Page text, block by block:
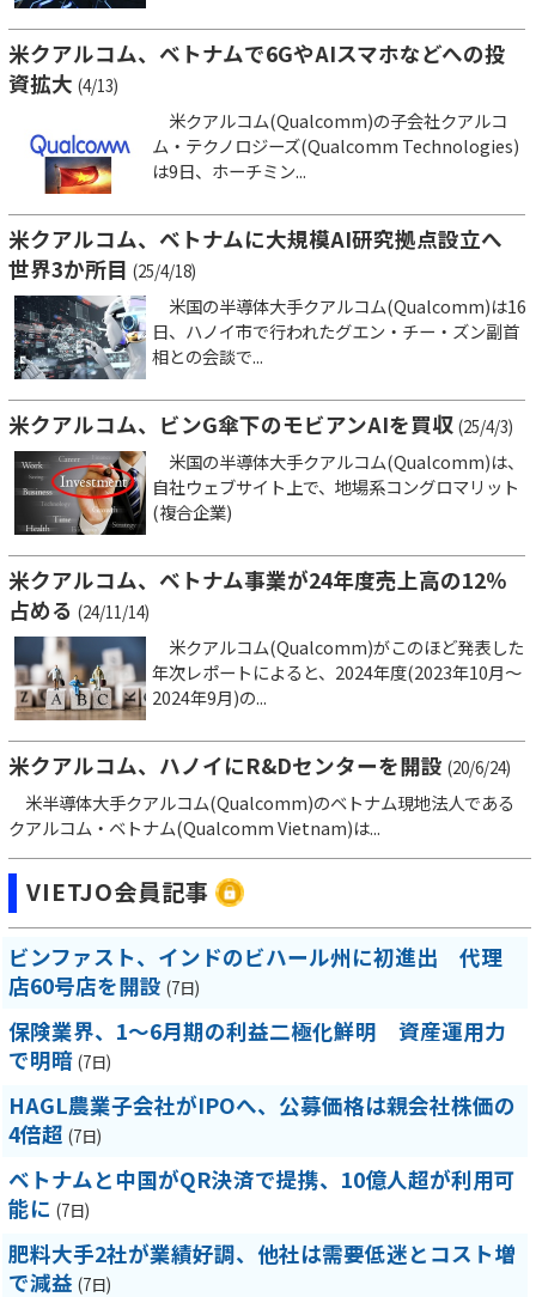
米クアルコム、ベトナムで6GやAIスマホなどへの投
資拡大 (4/13)
米クアルコム(Qualcomm)の子会社クアルコ
ム・テクノロジーズ(Qualcomm Technologies)
は9日、ホーチミン...
米クアルコム、ベトナムに大規模AI研究拠点設立へ
世界3か所目 (25/4/18)
米国の半導体大手クアルコム(Qualcomm)は16
日、ハノイ市で行われたグエン・チー・ズン副首
相との会談で...
米クアルコム、ビンG傘下のモビアンAIを買収 (25/4/3)
米国の半導体大手クアルコム(Qualcomm)は、
自社ウェブサイト上で、地場系コングロマリット
(複合企業)
米クアルコム、ベトナム事業が24年度売上高の12％
占める (24/11/14)
米クアルコム(Qualcomm)がこのほど発表した
年次レポートによると、2024年度(2023年10月～
2024年9月)の...
米クアルコム、ハノイにR&Dセンターを開設 (20/6/24)
米半導体大手クアルコム(Qualcomm)のベトナム現地法人である
クアルコム・ベトナム(Qualcomm Vietnam)は...
VIETJO会員記事
ビンファスト、インドのビハール州に初進出 代理
店60号店を開設 (7日)
保険業界、1～6月期の利益二極化鮮明 資産運用力
で明暗 (7日)
HAGL農業子会社がIPOへ、公募価格は親会社株価の
4倍超 (7日)
ベトナムと中国がQR決済で提携、10億人超が利用可
能に (7日)
肥料大手2社が業績好調、他社は需要低迷とコスト増
で減益 (7日)